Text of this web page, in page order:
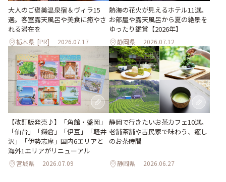
大人のご褒美温泉宿＆ヴィラ15
選。客室露天風呂や美食に癒やさ
れる滞在を
栃木県 [PR] 2026.07.17
熱海の花火が見えるホテル11選。
お部屋や露天風呂から夏の絶景を
ゆったり鑑賞【2026年】
静岡県 2026.07.12
【改訂版発売♪】「角館・盛岡」
「仙台」「鎌倉」「伊豆」「軽井
沢」「伊勢志摩」国内6エリアと
海外1エリアがリニューアル
宮城県 2026.07.09
静岡で行きたいお茶カフェ10選。
老舗茶舗や古民家で味わう、癒し
のお茶時間
静岡県 2026.06.27